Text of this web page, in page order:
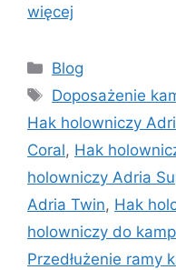
więcej
Kategorie
Blog
Tagi
Doposażenie
Hak holowniczy
Coral, Hak
holowniczy Adria
Adria Twin, Hak
holowniczy do
Przedłużenie ramy